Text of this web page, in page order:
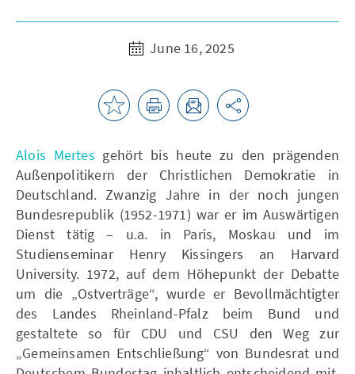
June 16, 2025
Alois Mertes gehört bis heute zu den prägenden
Außenpolitikern der Christlichen Demokratie in
Deutschland. Zwanzig Jahre in der noch jungen
Bundesrepublik (1952-1971) war er im Auswärtigen
Dienst tätig – u.a. in Paris, Moskau und im
Studienseminar Henry Kissingers an Harvard
University. 1972, auf dem Höhepunkt der Debatte
um die „Ostverträge“, wurde er Bevollmächtigter
des Landes Rheinland-Pfalz beim Bund und
gestaltete so für CDU und CSU den Weg zur
„Gemeinsamen Entschließung“ von Bundesrat und